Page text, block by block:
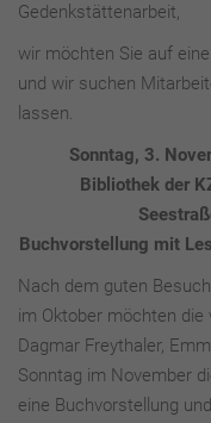
Gedenkstättenarbeit,
wir möchten Sie auf
und wir suchen
lassen.
Sonntag, 3.
Bibliothek der
Buchvorstellung mit
Nach dem guten
im Oktober möchten die
Dagmar Freythaler,
Sonntag im November
eine Buchvorstellung